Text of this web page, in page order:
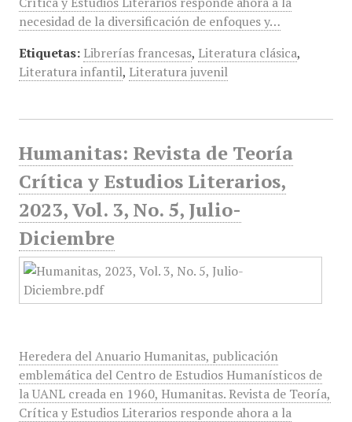
necesidad de la diversificación de enfoques y…
Etiquetas: Librerías francesas, Literatura clásica,
Literatura infantil, Literatura juvenil
Humanitas: Revista de Teoría
Crítica y Estudios Literarios,
2023, Vol. 3, No. 5, Julio-
Diciembre
Heredera del Anuario Humanitas, publicación
emblemática del Centro de Estudios Humanísticos de
la UANL creada en 1960, Humanitas. Revista de Teoría,
Crítica y Estudios Literarios responde ahora a la